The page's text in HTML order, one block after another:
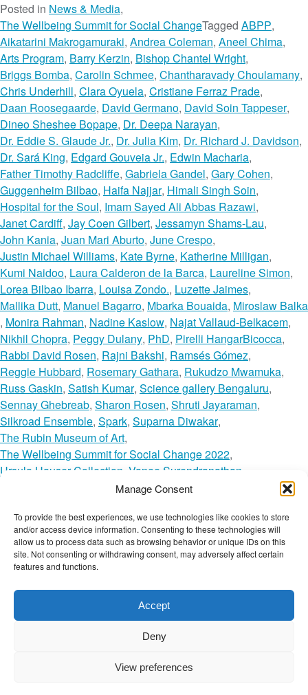
Manage Consent
To provide the best experiences, we use technologies like cookies to store
and/or access device information. Consenting to these technologies will
allow us to process data such as browsing behavior or unique IDs on this
site. Not consenting or withdrawing consent, may adversely affect certain
features and functions.
Accept
Deny
View preferences
Posted in News & Media,
The Wellbeing Summit for Social ChangeTagged ABPP,
Aikatarini Makrogamuraki, Andrea Coleman, Aneel Chima,
Arts Program, Barry Kerzin, Bishop Chantel Wright,
Briggs Bomba, Carolin Schmee, Chantharavady Choulamany,
Chris Underhill, Clara Oyuela, Cristiane Ferraz Prade,
Daan Roosegaarde, David Germano, David Soin Tappeser,
Dineo Sheshee Bopape, Dr. Deepa Narayan,
Dr. Eddie S. Glaude Jr., Dr. Julia Kim, Dr. Richard J. Davidson,
Dr. Sará King, Edgard Gouveia Jr., Edwin Macharia,
Father Timothy Radcliffe, Gabriela Gandel, Gary Cohen,
Guggenheim Bilbao, Haifa Najjar, Himali Singh Soin,
Hospital for the Soul, Imam Sayed Ali Abbas Razawi,
Janet Cardiff, Jay Coen Gilbert, Jessamyn Shams-Lau,
John Kania, Juan Mari Aburto, June Crespo,
Justin Michael Williams, Kate Byrne, Katherine Milligan,
Kumi Naidoo, Laura Calderon de la Barca, Laureline Simon,
Lorea Bilbao Ibarra, Louisa Zondo., Luzette Jaimes,
Mallika Dutt, Manuel Bagarro, Mbarka Bouaida, Miroslaw Balka
, Monira Rahman, Nadine Kaslow, Najat Vallaud-Belkacem,
Nikhil Chopra, Peggy Dulany, PhD, Pirelli HangarBicocca,
Rabbi David Rosen, Rajni Bakshi, Ramsés Gómez,
Reggie Hubbard, Rosemary Gathara, Rukudzo Mwamuka,
Russ Gaskin, Satish Kumar, Science gallery Bengaluru,
Sennay Ghebreab, Sharon Rosen, Shruti Jayaraman,
Silkroad Ensemble, Spark, Suparna Diwakar,
The Rubin Museum of Art,
The Wellbeing Summit for Social Change 2022,
Ursula Hauser Collection Vanee Surendranathan
Vincente Todoli,Wanja Muguongo
Zarlasht HalaimzaiLeave a Commento
n
L
i
r
The Wellbeing Project
THE WELLBEING PROJECT
Co-created with a growing collaborative of leading